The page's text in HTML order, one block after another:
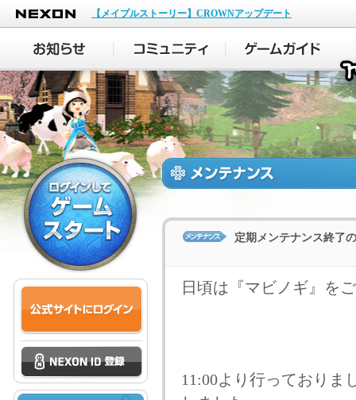
NEXON
【メイプルストーリー】CROWNアップデート
定期メンテナンス終了
日頃は『マビノギ』を
11:00より行っておりま